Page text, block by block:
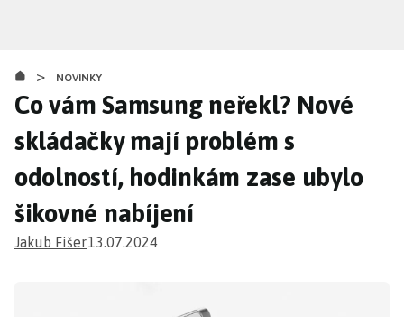
obsahu
> NOVINKY
Co vám Samsung neřekl? Nové
skládačky mají problém s
odolností, hodinkám zase ubylo
šikovné nabíjení
Jakub Fišer13.07.2024